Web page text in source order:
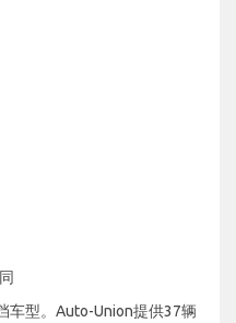
车型。Auto-Union提供37辆